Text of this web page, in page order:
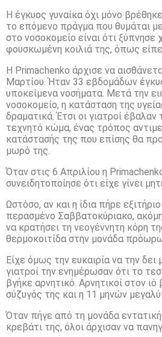
Η έγκυος γυναίκα όχι μόνο
το επόμενο πράγμα που θυμάται
στο νοσοκομείο είναι ότι ξύπνησε
φουσκωμένη κοιλιά της, όπως είπε
Η Primachenko άρχισε να
Μαρτίου. Ήταν 33 εβδομάδων
υποκείμενα νοσήματα. Μετά την
νοσοκομείο, η κατάσταση της
δραματικά. Έτσι οι γιατροί έβαλαν
τεχνητό κώμα, ένας τρόπος
κατάστασής της που επίσης θα
μωρό της.
Όταν στις 6 Απριλίου η
συνειδητοποίησε ότι είχε γίνει
Ωστόσο, αν και η ίδια πήρε
περασμένο Σαββατοκύριακο,
να κρατήσει τη νεογέννητη κόρη
θερμοκοιτίδα στην μονάδα
Είχε όμως την ευκαιρία να την
γιατροί την ενημέρωσαν ότι το
βγήκε αρνητικό. Αρνητικοί στον ιό
σύζυγός της και η 11 μηνών
Όταν πήγε από τη μονάδα
κρεβάτι της, όλοι άρχισαν να